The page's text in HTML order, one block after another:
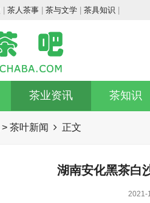
茶人茶事 茶与文学 茶具知识
茶业资讯 茶知识
> 茶叶新闻 正文
湖南安化黑茶白
2021-